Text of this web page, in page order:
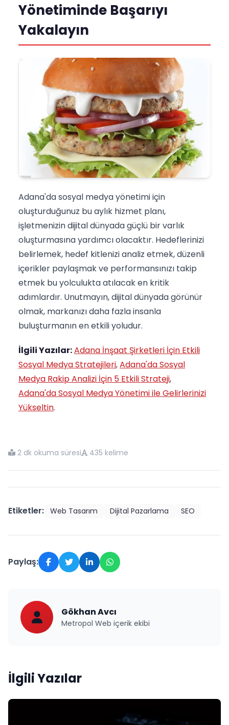
Yönetiminde Başarıyı
Yakalayın
Adana'da sosyal medya yönetimi için
oluşturduğunuz bu aylık hizmet planı,
işletmenizin dijital dünyada güçlü bir varlık
oluşturmasına yardımcı olacaktır. Hedeflerinizi
belirlemek, hedef kitlenizi analiz etmek, düzenli
içerikler paylaşmak ve performansınızı takip
etmek bu yolculukta atılacak en kritik
adımlardır. Unutmayın, dijital dünyada görünür
olmak, markanızı daha fazla insanla
buluşturmanın en etkili yoludur.
İlgili Yazılar:Adana İnşaat Şirketleri İçin Etkili
Sosyal Medya Stratejileri,Adana'da Sosyal
Medya Rakip Analizi İçin 5 Etkili Strateji,
Adana'da Sosyal Medya Yönetimi ile Gelirlerinizi
Yükseltin.
2 dk okuma süresi 435 kelime
Etiketler: Web Tasarım Dijital Pazarlama SEO
Paylaş:
Gökhan Avcı
Metropol Web içerik ekibi
İlgili Yazılar